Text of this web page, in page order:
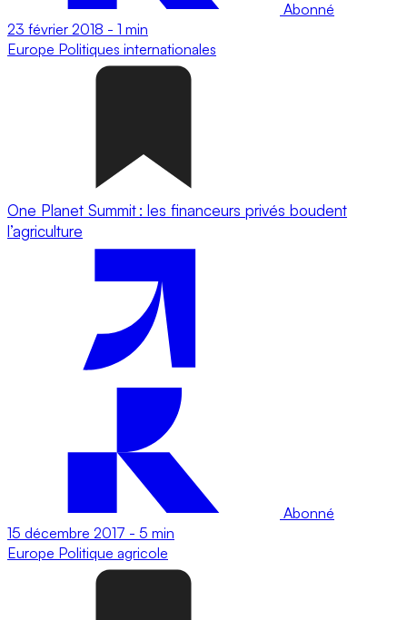
Abonné
23 février 2018 - 1 min
Europe Politiques internationales
One Planet Summit : les financeurs privés boudent
l’agriculture
Abonné
15 décembre 2017 - 5 min
Europe Politique agricole